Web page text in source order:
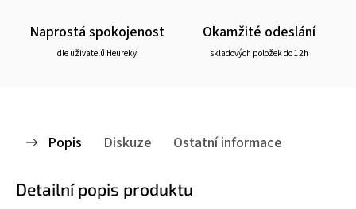
Naprostá spokojenost
dle uživatelů Heureky
Okamžité odeslání
skladových položek do 12h
Popis Diskuze Ostatní informace
Detailní popis produktu